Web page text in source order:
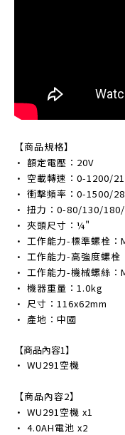
【商品規格】
• 額定電壓：20V
• 空載轉速：0-1200/
• 衝擊頻率：0-1500/
• 扭力：0-80/130/
• 夾頭尺寸：¼"
• 工作能力-標準螺栓：
• 工作能力-高強度螺栓
• 工作能力-機械螺絲：
• 機器重量：1.0kg
• 尺寸：116x62mm
• 產地：中國
【商品內容1】
• WU291空機
【商品內容2】
• WU291空機 x1
• 4.0AH電池 x2